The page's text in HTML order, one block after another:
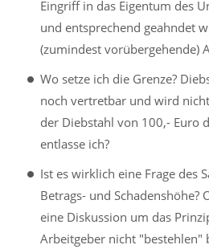
Eingriff in das Eigentum des
und entsprechend geahndet
(zumindest vorübergehende)
Wo setze ich die Grenze?
noch vertretbar und wird
der Diebstahl von 100,- Euro
entlasse ich?
Ist es wirklich eine Frage des
Betrags- und Schadenshöhe?
eine Diskussion um das
Arbeitgeber nicht "bestehlen"